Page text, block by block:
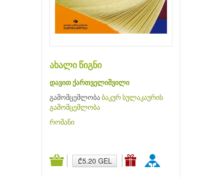
ახალი წიგნი
დავით ქართველიშვილი
გამომცემლობა ბაკურ სულაკაურის
გამომცემლობა
რომანი
₾5.20 GEL